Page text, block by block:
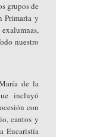
grupos de
Primaria y
nuestro
de la
incluyó
con
cantos y
Eucaristía